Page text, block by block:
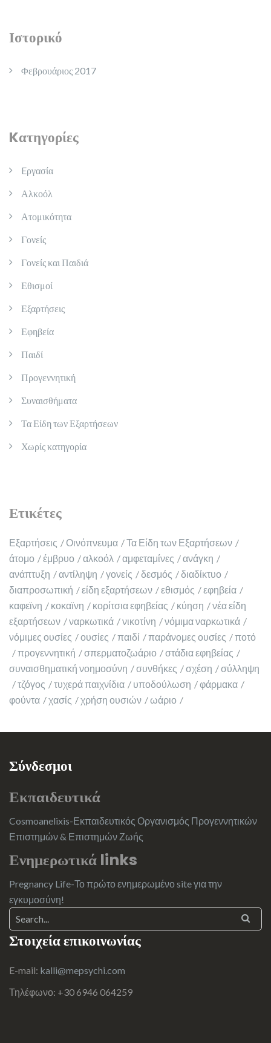
Ιστορικό
Φεβρουάριος 2017
Kατηγορίες
Eργασία
Αλκοόλ
Ατομικότητα
Γονείς
Γονείς και Παιδιά
Εθισμοί
Εξαρτήσεις
Εφηβεία
Παιδί
Προγεννητική
Συναισθήματα
Τα Είδη των Εξαρτήσεων
Χωρίς κατηγορία
Ετικέτες
Εξαρτήσεις Οινόπνευμα
Τα Είδη των Εξαρτήσεων
άτομο
έμβρυο αλκοόλ αμφεταμίνες
ανάγκη
ανάπτυξη
αντίληψη γονείς δεσμός
διαδίκτυο
διαπροσωπική
είδη εξαρτήσεων εθισμός
εφηβεία
καφεϊνη
κοκαϊνη κορίτσια εφηβείας κύηση
νέα είδη
εξαρτήσεων
ναρκωτικά νικοτίνη
νόμιμα ναρκωτικά
νόμιμες ουσίες
ουσίες παιδί παράνομες ουσίες
ποτό
προγεννητική
σπερματοζωάριο
στάδια εφηβείας
συναισθηματική νοημοσύνη
συνθήκες σχέση
σύλληψη
τζόγος
τυχερά παιχνίδια υποδούλωση
φάρμακα
φούντα
χασίς χρήση ουσιών ωάριο
Σύνδεσμοι
Εκπαιδευτικά
Cosmoanelixis-Εκπαιδευτικός Οργανισμός Προγεννητικών
Επιστημών & Επιστημών Ζωής
Ενημερωτικά links
Pregnancy Life-Το πρώτο ενημερωμένο site για την
εγκυμοσύνη!
Στοιχεία επικοινωνίας
E-mail: kalli@mepsychi.com
Τηλέφωνο: +30 6946 064259